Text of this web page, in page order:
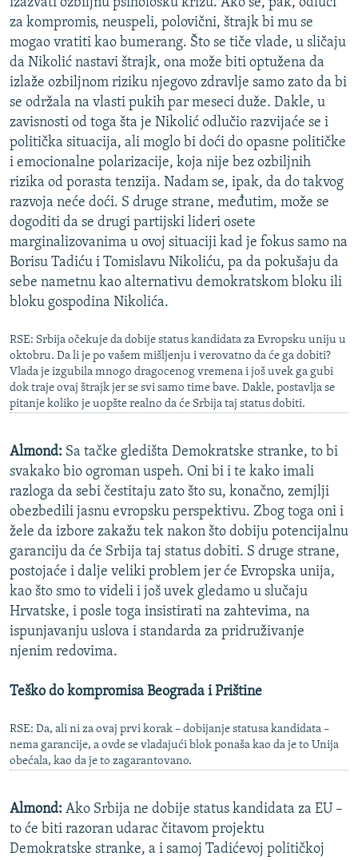
za kompromis, neuspeli, polovični, štrajk bi mu se
mogao vratiti kao bumerang. Što se tiče vlade, u sličaju
da Nikolić nastavi štrajk, ona može biti optužena da
izlaže ozbiljnom riziku njegovo zdravlje samo zato da bi
se održala na vlasti pukih par meseci duže. Dakle, u
zavisnosti od toga šta je Nikolić odlučio razvijaće se i
politička situacija, ali moglo bi doći do opasne političke
i emocionalne polarizacije, koja nije bez ozbiljnih
rizika od porasta tenzija. Nadam se, ipak, da do takvog
razvoja neće doći. S druge strane, međutim, može se
dogoditi da se drugi partijski lideri osete
marginalizovanima u ovoj situaciji kad je fokus samo na
Borisu Tadiću i Tomislavu Nikoliću, pa da pokušaju da
sebe nametnu kao alternativu demokratskom bloku ili
bloku gospodina Nikolića.
RSE: Srbija očekuje da dobije status kandidata za Evropsku uniju u
oktobru. Da li je po vašem mišljenju i verovatno da će ga dobiti?
Vlada je izgubila mnogo dragocenog vremena i još uvek ga gubi
dok traje ovaj štrajk jer se svi samo time bave. Dakle, postavlja se
pitanje koliko je uopšte realno da će Srbija taj status dobiti.
Almond: Sa tačke gledišta Demokratske stranke, to bi
svakako bio ogroman uspeh. Oni bi i te kako imali
razloga da sebi čestitaju zato što su, konačno, zemjlji
obezbedili jasnu evropsku perspektivu. Zbog toga oni i
žele da izbore zakažu tek nakon što dobiju potencijalnu
garanciju da će Srbija taj status dobiti. S druge strane,
postojaće i dalje veliki problem jer će Evropska unija,
kao što smo to videli i još uvek gledamo u slučaju
Hrvatske, i posle toga insistirati na zahtevima, na
ispunjavanju uslova i standarda za pridruživanje
njenim redovima.
Teško do kompromisa Beograda i Prištine
RSE: Da, ali ni za ovaj prvi korak – dobijanje statusa kandidata –
nema garancije, a ovde se vladajući blok ponaša kao da je to Unija
obećala, kao da je to zagarantovano.
Almond: Ako Srbija ne dobije status kandidata za EU –
to će biti razoran udarac čitavom projektu
Demokratske stranke, a i samoj Tadićevoj političkoj